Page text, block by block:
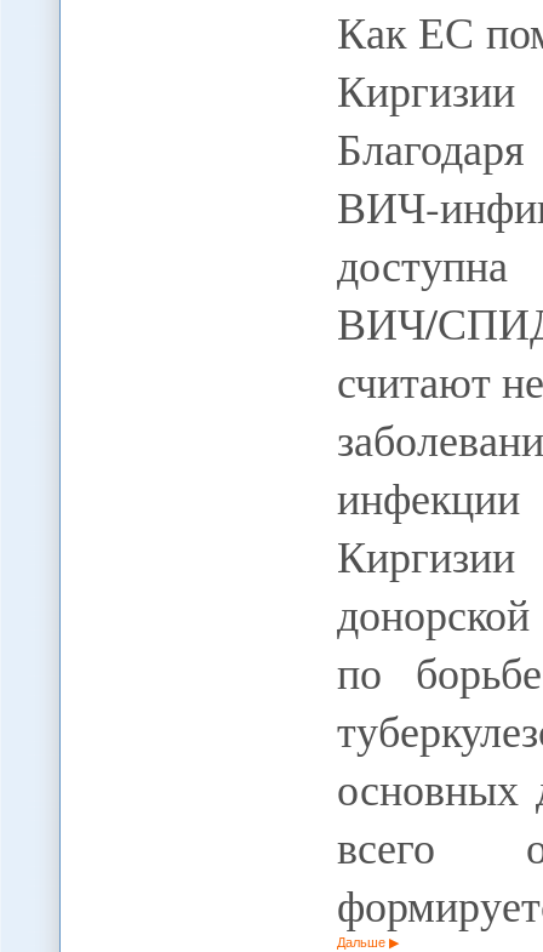
Как ЕС
ВИЧ-
доступна
ВИЧ/
считают
по
основных
всего
Дальше